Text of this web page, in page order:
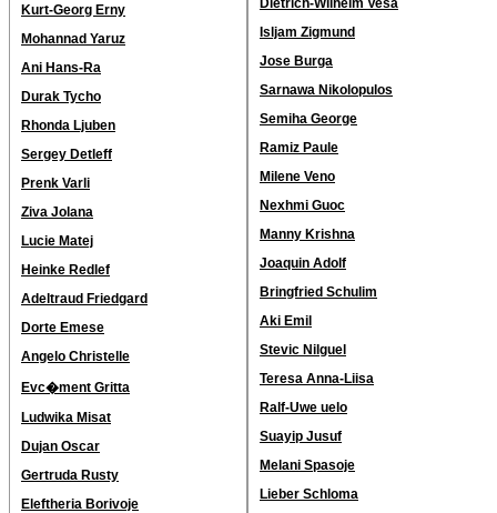
Kurt-Georg Erny
Mohannad Yaruz
Ani Hans-Ra
Durak Tycho
Rhonda Ljuben
Sergey Detleff
Prenk Varli
Ziva Jolana
Lucie Matej
Heinke Redlef
Adeltraud Friedgard
Dorte Emese
Angelo Christelle
Evc�ment Gritta
Ludwika Misat
Dujan Oscar
Gertruda Rusty
Eleftheria Borivoje
Dietrich-Wilhelm Vesa
Isljam Zigmund
Jose Burga
Sarnawa Nikolopulos
Semiha George
Ramiz Paule
Milene Veno
Nexhmi Guoc
Manny Krishna
Joaquin Adolf
Bringfried Schulim
Aki Emil
Stevic Nilguel
Teresa Anna-Liisa
Ralf-Uwe uelo
Suayip Jusuf
Melani Spasoje
Lieber Schloma